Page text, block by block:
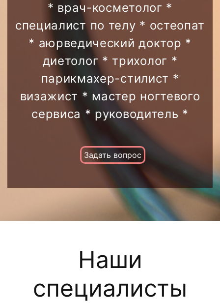
* врач-косметолог *
специалист по телу * остеопат
* аюрведический доктор *
диетолог * трихолог *
парикмахер-стилист *
визажист * мастер ногтевого
сервиса * руководитель *
Задать вопрос
Наши
специалисты